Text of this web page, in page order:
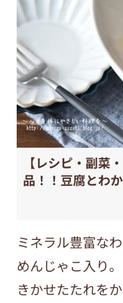
【レシピ・副菜
品！！豆腐とわ
ミネラル豊富な
めんじゃこ入り
きかせたたれを